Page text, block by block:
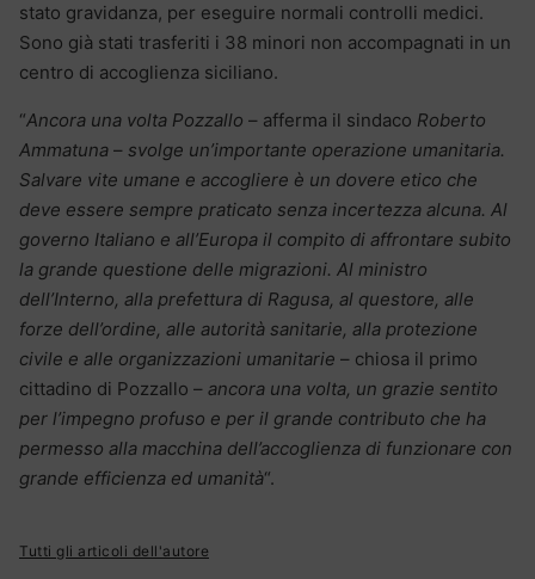
stato gravidanza, per eseguire normali controlli medici.
Sono già stati trasferiti i 38 minori non accompagnati in un
centro di accoglienza siciliano.
“Ancora una volta Pozzallo – afferma il sindaco Roberto
Ammatuna – svolge un’importante operazione umanitaria.
Salvare vite umane e accogliere è un dovere etico che
deve essere sempre praticato senza incertezza alcuna. Al
governo Italiano e all’Europa il compito di affrontare subito
la grande questione delle migrazioni. Al ministro
dell’Interno, alla prefettura di Ragusa, al questore, alle
forze dell’ordine, alle autorità sanitarie, alla protezione
civile e alle organizzazioni umanitarie – chiosa il primo
cittadino di Pozzallo – ancora una volta, un grazie sentito
per l’impegno profuso e per il grande contributo che ha
permesso alla macchina dell’accoglienza di funzionare con
grande efficienza ed umanità“.
Tutti gli articoli dell'autore